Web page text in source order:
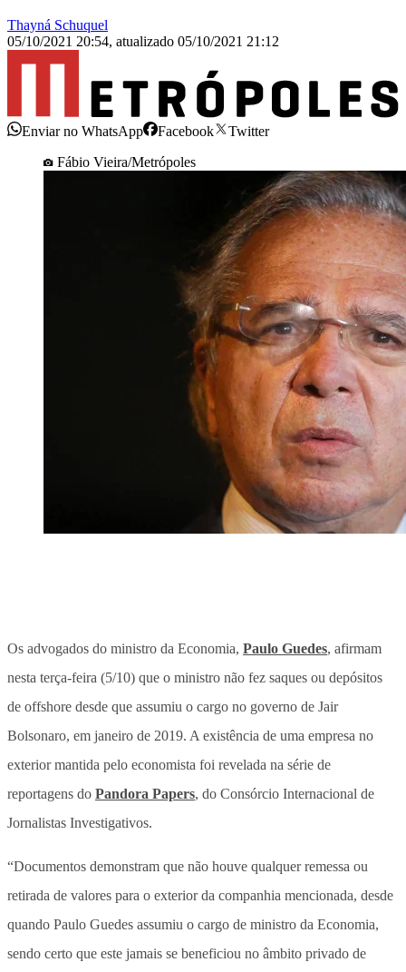
Thayná Schuquel
05/10/2021 20:54, atualizado 05/10/2021 21:12
Enviar no WhatsApp Facebook
Twitter
Fábio Vieira/Metrópoles
Os advogados do ministro da Economia, Paulo Guedes, afirmam
nesta terça-feira (5/10) que o ministro não fez saques ou depósitos
de offshore desde que assumiu o cargo no governo de Jair
Bolsonaro, em janeiro de 2019. A existência de uma empresa no
exterior mantida pelo economista foi revelada na série de
reportagens do Pandora Papers, do Consórcio Internacional de
Jornalistas Investigativos.
“Documentos demonstram que não houve qualquer remessa ou
retirada de valores para o exterior da companhia mencionada, desde
quando Paulo Guedes assumiu o cargo de ministro da Economia,
sendo certo que este jamais se beneficiou no âmbito privado de